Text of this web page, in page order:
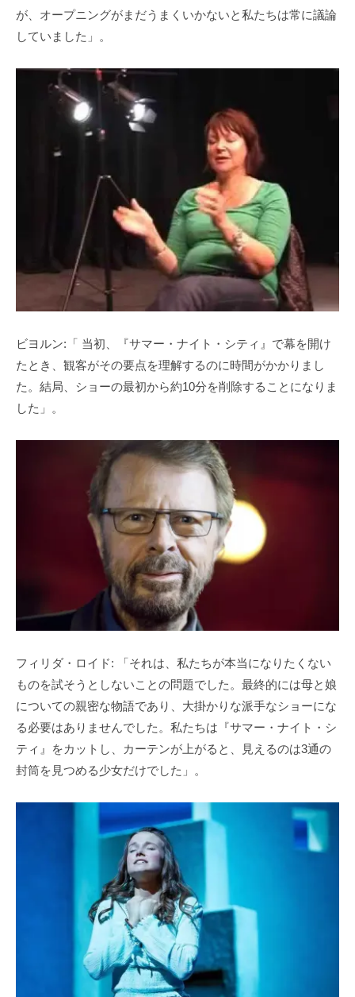
が、オープニングがまだうまくいかないと私たちは常に議論
していました」。
ビヨルン:「 当初、『サマー・ナイト・シティ』で幕を開け
たとき、観客がその要点を理解するのに時間がかかりまし
た。結局、ショーの最初から約10分を削除することになりま
した」。
フィリダ・ロイド: 「それは、私たちが本当になりたくない
ものを試そうとしないことの問題でした。最終的には母と娘
についての親密な物語であり、大掛かりな派手なショーにな
る必要はありませんでした。私たちは『サマー・ナイト・シ
ティ』をカットし、カーテンが上がると、見えるのは3通の
封筒を見つめる少女だけでした」。